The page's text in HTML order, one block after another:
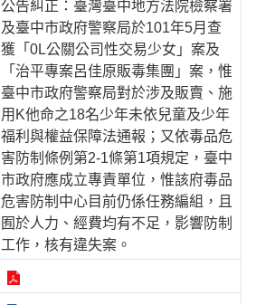
公告糾正：臺灣臺中地方法院檢察署
及臺中市政府警察局於101年5月查
獲「0L公關公司性交易少女」案及
「治平專案呂佳原販毒集團」案，惟
臺中市政府警察局對於涉及販賣、施
用K他命之18名少年未依兒童及少年
福利與權益保障法通報；又依毒品危
害防制條例第2-1條第1項規定，臺中
市政府應成立專責單位，惟該府毒品
危害防制中心目前仍係任務編組，且
囿於人力、經費均有不足，影響防制
工作，核有違失案。